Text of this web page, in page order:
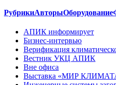
РубрикиАвторыОборудование
АПИК информирует
Бизнес-интервью
Верификация
Вестник УКЦ АПИК
Вне офиса
Выставка «МИР